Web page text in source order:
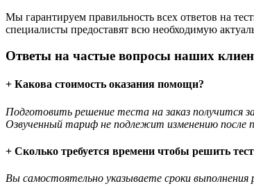
Мы гарантируем правильность всех ответов на
специалисты предоставят всю необходимую
Ответы на частые вопросы наших
+ Какова стоимость оказания помощи?
Подготовить решение теста на заказ получится
Озвученный тариф не подлежит изменению после
+ Сколько требуется времени чтобы решить
Вы самостоятельно указываете сроки